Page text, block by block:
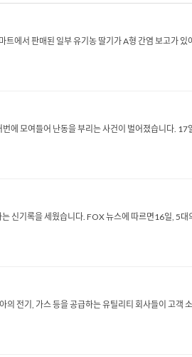
st
에서 판매된 일부 유기농 딸기가 A형 간염 보고가 있
에 모여들어 난동을 부리는 사건이 벌어졌습니다. 17
신기록을 세웠습니다. FOX 뉴스에 따르면16일, 5대
전기, 가스 등을 공급하는 유틸리티 회사들이 고객